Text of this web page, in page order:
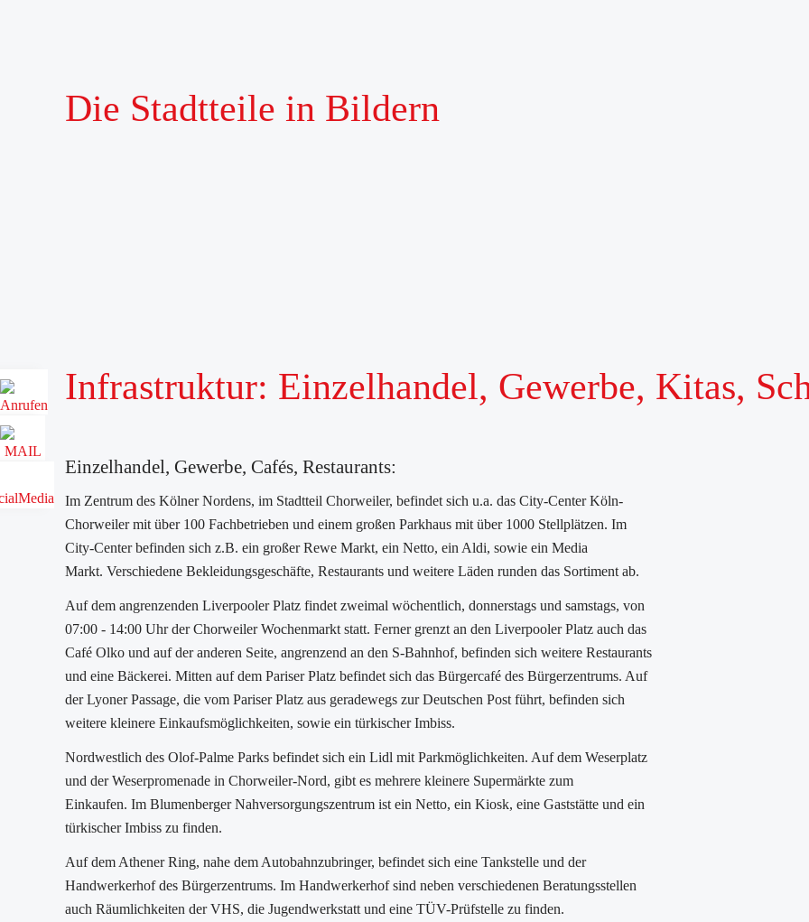
Die Stadtteile in Bildern
Infrastruktur: Einzelhandel, Gewerbe, Kitas,
Einzelhandel, Gewerbe, Cafés, Restaurants:
Im Zentrum des Kölner Nordens, im Stadtteil Chorweiler, befindet sich u.a. das City-Center Köln-
Chorweiler mit über 100 Fachbetrieben und einem großen Parkhaus mit über 1000 Stellplätzen. Im
City-Center befinden sich z.B. ein großer Rewe Markt, ein Netto, ein Aldi, sowie ein Media
Markt. Verschiedene Bekleidungsgeschäfte, Restaurants und weitere Läden runden das Sortiment ab.
Auf dem angrenzenden Liverpooler Platz findet zweimal wöchentlich, donnerstags und samstags, von
07:00 - 14:00 Uhr der Chorweiler Wochenmarkt statt. Ferner grenzt an den Liverpooler Platz auch das
Café Olko und auf der anderen Seite, angrenzend an den S-Bahnhof, befinden sich weitere Restaurants
und eine Bäckerei. Mitten auf dem Pariser Platz befindet sich das Bürgercafé des Bürgerzentrums. Auf
der Lyoner Passage, die vom Pariser Platz aus geradewegs zur Deutschen Post führt, befinden sich
weitere kleinere Einkaufsmöglichkeiten, sowie ein türkischer Imbiss.
Nordwestlich des Olof-Palme Parks befindet sich ein Lidl mit Parkmöglichkeiten. Auf dem Weserplatz
und der Weserpromenade in Chorweiler-Nord, gibt es mehrere kleinere Supermärkte zum
Einkaufen. Im Blumenberger Nahversorgungszentrum ist ein Netto, ein Kiosk, eine Gaststätte und ein
türkischer Imbiss zu finden.
Auf dem Athener Ring, nahe dem Autobahnzubringer, befindet sich eine Tankstelle und der
Handwerkerhof des Bürgerzentrums. Im Handwerkerhof sind neben verschiedenen Beratungsstellen
auch Räumlichkeiten der VHS, die Jugendwerkstatt und eine TÜV-Prüfstelle zu finden.